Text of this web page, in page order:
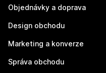
Objednávky a doprava
Design obchodu
Marketing a konverze
Správa obchodu